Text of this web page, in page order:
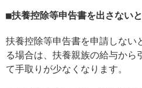
扶養控除等申告書を出さない
扶養控除等申告書を申請しない
る場合は、扶養親族の給与から
て手取りが少なくなります。